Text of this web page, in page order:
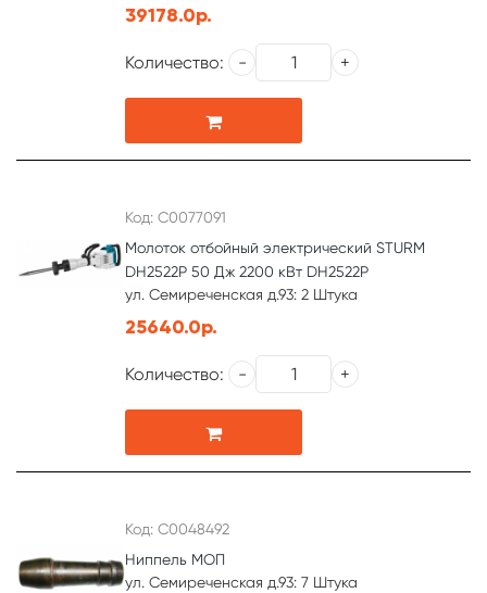
39178.0р.
Количество:
Код: С0077091
Молоток отбойный электрический STURM
DH2522P 50 Дж 2200 кВт DH2522P
ул. Семиреченская д.93: 2 Штука
25640.0р.
Количество:
Код: С0048492
Ниппель МОП
ул. Семиреченская д.93: 7 Штука